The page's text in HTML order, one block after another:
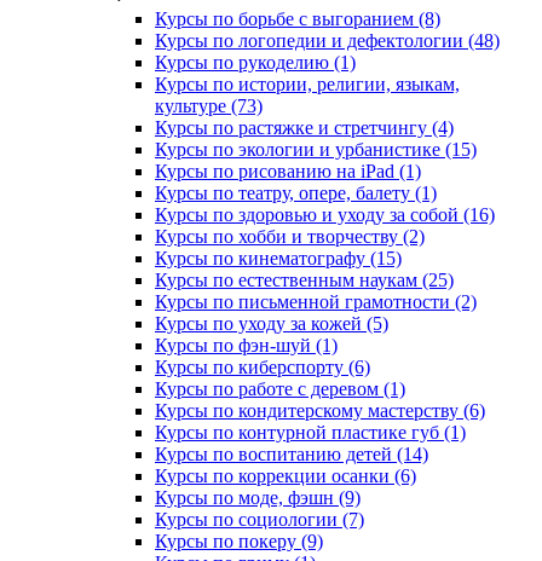
Курсы по борьбе с выгоранием (8)
Курсы по логопедии и дефектологии (48)
Курсы по рукоделию (1)
Курсы по истории, религии, языкам,
культуре (73)
Курсы по растяжке и стретчингу (4)
Курсы по экологии и урбанистике (15)
Курсы по рисованию на iPad (1)
Курсы по театру, опере, балету (1)
Курсы по здоровью и уходу за собой (16)
Курсы по хобби и творчеству (2)
Курсы по кинематографу (15)
Курсы по естественным наукам (25)
Курсы по письменной грамотности (2)
Курсы по уходу за кожей (5)
Курсы по фэн-шуй (1)
Курсы по киберспорту (6)
Курсы по работе с деревом (1)
Курсы по кондитерскому мастерству (6)
Курсы по контурной пластике губ (1)
Курсы по воспитанию детей (14)
Курсы по коррекции осанки (6)
Курсы по моде, фэшн (9)
Курсы по социологии (7)
Курсы по покеру (9)